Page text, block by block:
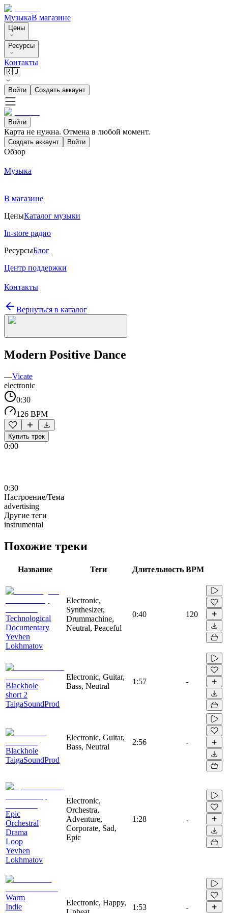
МузыкаВ магазине
Цены
Ресурсы
Контакты
🇷🇺
Войти Создать аккаунт
Войти
Карта не нужна. Отмена в любой момент.
Создать аккаунт Войти
Обзор
Музыка
В магазине
ЦеныКаталог музыки
In-store радио
РесурсыБлог
Центр поддержки
Контакты
Вернуться в каталог
Modern Positive Dance
—Vicate
electronic
0:30
126 BPM
Купить трек
0:00
0:30
Настроение/Тема
advertising
Другие теги
instrumental
Похожие треки
Название Теги Длительность BPM
Technological
Documentary
Yevhen
Lokhmatov
Electronic,
Synthesizer,
Drummachine,
Neutral, Peaceful
0:40 120
Blackhole
short 2
TaigaSoundProd
Electronic, Guitar,
Bass, Neutral
1:57 -
Blackhole
TaigaSoundProd
Electronic, Guitar,
Bass, Neutral
2:56 -
Epic
Orchestral
Drama
Loop
Yevhen
Lokhmatov
Electronic,
Orchestra,
Adventure,
Corporate, Sad,
Epic
1:28 -
Warm
Indie
Electronic, Happy,
1:53 -